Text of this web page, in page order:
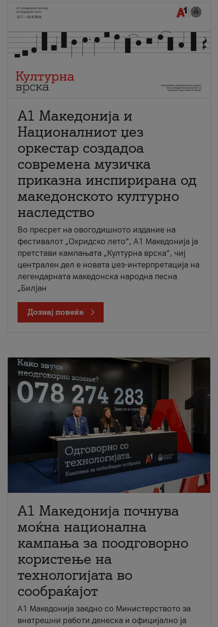
А1 Македонија и
Националниот џез
оркестар создадоа
современа музичка
приказна инспирирана од
македонското културно
наследство
Во пресрет на овогодишното издание на
фестивалот „Охридско лето“, А1 Македонија ја
претстави кампањата „Културна врска“, чиј
централен дел е новата џез-интерпретација на
легендарната македонска народна песна
„Билјан
Дознај повеќе
A1 Македонија почнува
моќна национална
кампања за поодговорно
користење на
технологијата во
сообраќајот
A1 Македонија заедно со Министерството за
внатрешни работи денеска и официјално ја